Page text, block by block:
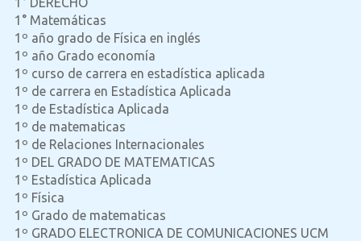
1° Matemáticas
1º año grado de Física en inglés
1º año Grado economía
1º curso de carrera en estadística aplicada
1º de carrera en Estadística Aplicada
1º de Estadística Aplicada
1º de matematicas
1º de Relaciones Internacionales
1º DEL GRADO DE MATEMATICAS
1º Estadística Aplicada
1º Física
1º Grado de matematicas
1º GRADO ELECTRONICA DE COMUNICACIONES UCM